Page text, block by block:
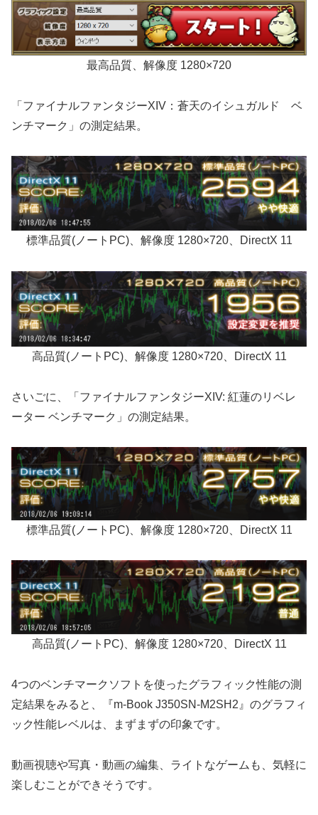
最高品質、解像度 1280×720
「ファイナルファンタジーXIV：蒼天のイシュガルド ベ
ンチマーク」の測定結果。
標準品質(ノートPC)、解像度 1280×720、DirectX 11
高品質(ノートPC)、解像度 1280×720、DirectX 11
さいごに、「ファイナルファンタジーXIV: 紅蓮のリベレ
ーター ベンチマーク」の測定結果。
標準品質(ノートPC)、解像度 1280×720、DirectX 11
高品質(ノートPC)、解像度 1280×720、DirectX 11
4つのベンチマークソフトを使ったグラフィック性能の測
定結果をみると、『m-Book J350SN-M2SH2』のグラフィ
ック性能レベルは、まずまずの印象です。
動画視聴や写真・動画の編集、ライトなゲームも、気軽に
楽しむことができそうです。